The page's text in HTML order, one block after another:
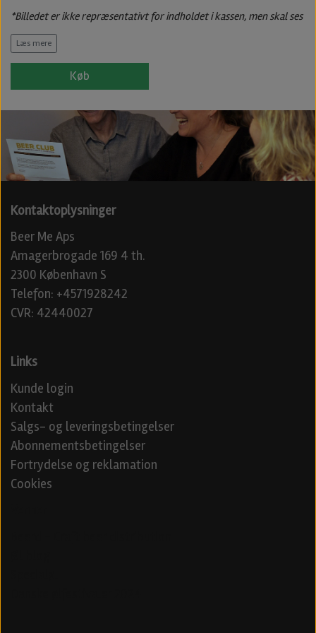
*Billedet er ikke repræsentativt for indholdet i kassen, men skal ses
Læs mere
Køb
Kontaktoplysninger
Beer Me Aps
Amagerbrogade 169 4 th.
2300 København S
Telefon: +4571928242
CVR: 42440027
Links
Kunde login
Kontakt
Salgs- og leveringsbetingelser
Abonnementsbetingelser
Fortrydelse og reklamation
Cookies